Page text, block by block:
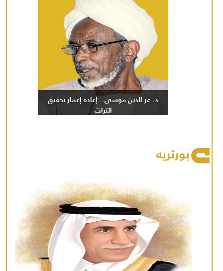
د. عز الدين موسى.. إعادة إعمار تحقيق
التراث
بورتريه